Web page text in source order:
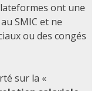
ont une
SMIC et ne
ou des congés
sur la «